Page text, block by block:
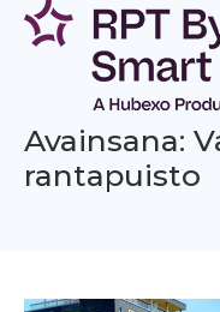
Siirry
sisältöön
Avainsana:
rantapuisto